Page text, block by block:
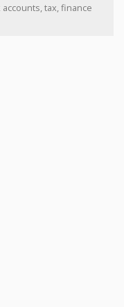
accounts, tax, finance